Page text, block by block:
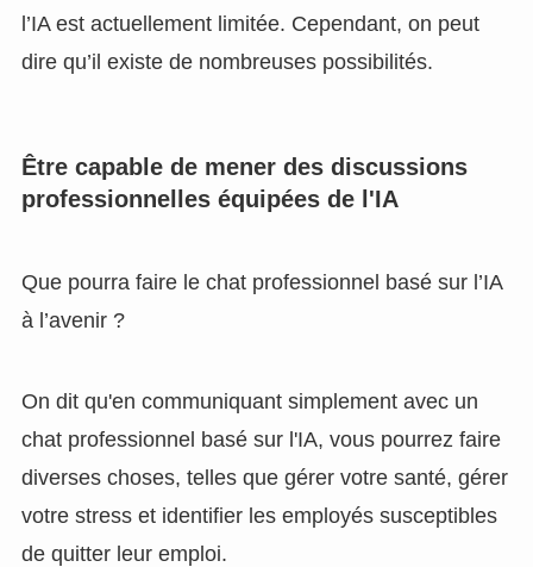
l’IA est actuellement limitée. Cependant, on peut
dire qu’il existe de nombreuses possibilités.
Être capable de mener des discussions
professionnelles équipées de l'IA
Que pourra faire le chat professionnel basé sur l’IA
à l’avenir ?
On dit qu'en communiquant simplement avec un
chat professionnel basé sur l'IA, vous pourrez faire
diverses choses, telles que gérer votre santé, gérer
votre stress et identifier les employés susceptibles
de quitter leur emploi.